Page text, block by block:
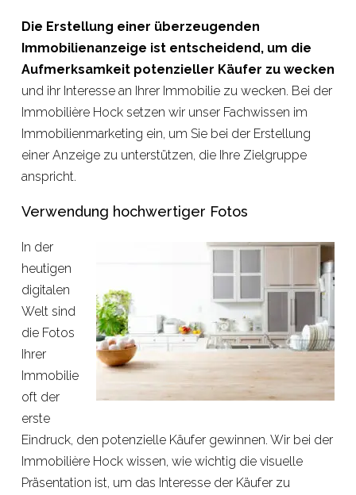
Die Erstellung einer überzeugenden
Immobilienanzeige ist entscheidend, um die
Aufmerksamkeit potenzieller Käufer zu wecken
und ihr Interesse an Ihrer Immobilie zu wecken. Bei der
Immobilière Hock setzen wir unser Fachwissen im
Immobilienmarketing ein, um Sie bei der Erstellung
einer Anzeige zu unterstützen, die Ihre Zielgruppe
anspricht.
Verwendung hochwertiger Fotos
In der
heutigen
digitalen
Welt sind
die Fotos
Ihrer
Immobilie
oft der
erste
Eindruck, den potenzielle Käufer gewinnen. Wir bei der
Immobilière Hock wissen, wie wichtig die visuelle
Präsentation ist, um das Interesse der Käufer zu